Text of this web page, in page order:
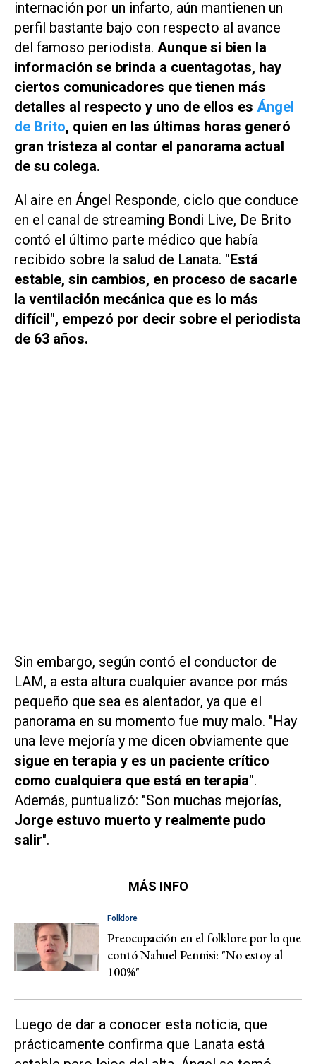
internación por un infarto, aún mantienen un
perfil bastante bajo con respecto al avance
del famoso periodista. Aunque si bien la
información se brinda a cuentagotas, hay
ciertos comunicadores que tienen más
detalles al respecto y uno de ellos es Ángel
de Brito, quien en las últimas horas generó
gran tristeza al contar el panorama actual
de su colega.
Al aire en Ángel Responde, ciclo que conduce
en el canal de streaming Bondi Live, De Brito
contó el último parte médico que había
recibido sobre la salud de Lanata. "Está
estable, sin cambios, en proceso de sacarle
la ventilación mecánica que es lo más
difícil", empezó por decir sobre el periodista
de 63 años.
Sin embargo, según contó el conductor de
LAM, a esta altura cualquier avance por más
pequeño que sea es alentador, ya que el
panorama en su momento fue muy malo. "Hay
una leve mejoría y me dicen obviamente que
sigue en terapia y es un paciente crítico
como cualquiera que está en terapia".
Además, puntualizó: "Son muchas mejorías,
Jorge estuvo muerto y realmente pudo
salir".
MÁS INFO
Folklore
Preocupación en el folklore por lo que
contó Nahuel Pennisi: "No estoy al
100%"
Luego de dar a conocer esta noticia, que
prácticamente confirma que Lanata está